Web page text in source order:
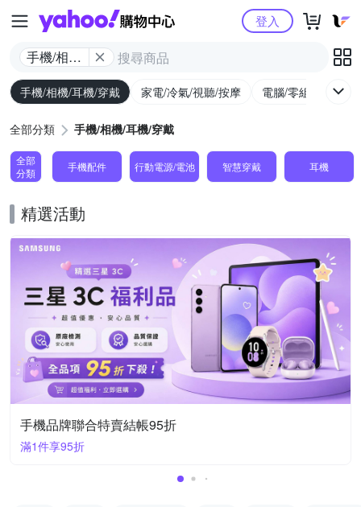
Yahoo購物中心
手機/相機/
耳機/穿戴
登入
手機/相機/耳機/穿戴 家電/冷氣/視聽/按摩 電腦/零組件/週邊/
全部分類 手機/相機/耳機/穿戴
全部
分類
手機配件 行動電源/電池 智慧穿戴 耳機
精選活動
手機品牌聯合特賣結帳95折
滿1件享95折